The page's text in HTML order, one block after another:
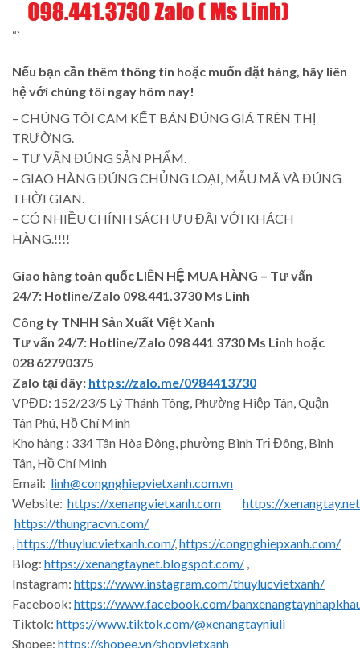
“`
Nếu bạn cần thêm thông tin hoặc muốn đặt hàng, hãy liên
hệ với chúng tôi ngay hôm nay!
– CHÚNG TÔI CAM KẾT BÁN ĐÚNG GIÁ TRÊN THỊ
TRƯỜNG.
– TƯ VẤN ĐÚNG SẢN PHẨM.
– GIAO HÀNG ĐÚNG CHỦNG LOẠI, MẪU MÃ VÀ ĐÚNG
THỜI GIAN.
– CÓ NHIỀU CHÍNH SÁCH ƯU ĐÃI VỚI KHÁCH
HÀNG.!!!!
Giao hàng toàn quốc LIÊN HỆ MUA HÀNG – Tư vấn
24/7: Hotline/Zalo 098.441.3730 Ms Linh
Công ty TNHH Sản Xuất Việt Xanh
Tư vấn 24/7: Hotline/Zalo 098 441 3730 Ms Linh hoặc
028 62790375
Zalo tại đây: https://zalo.me/0984413730
VPĐD: 152/23/5 Lý Thánh Tông, Phường Hiệp Tân, Quận
Tân Phú, Hồ Chí Minh
Kho hàng : 334 Tân Hòa Đông, phường Bình Trị Đông, Bình
Tân, Hồ Chí Minh
Email: linh@congnghiepvietxanh.com.vn
Website: https://xenangvietxanh.com
https://xenangtay.net
https://thungracvn.com/
,https://thuylucvietxanh.com/,https://congnghiepxanh.com/
Blog: https://xenangtaynet.blogspot.com/ ,
Instagram: https://www.instagram.com/thuylucvietxanh/
Facebook: https://www.facebook.com/
Tiktok: https://www.tiktok.com/@xenangtayniuli
Shopee: https://shopee.vn/shopvietxanh